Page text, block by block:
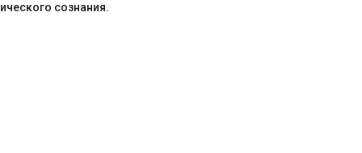
сознания.